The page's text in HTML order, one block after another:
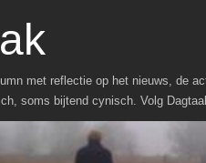
met reflectie op het nieuws, de
soms bijtend cynisch. Volg